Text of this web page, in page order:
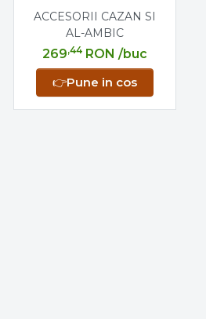
24cm
ACCESORII CAZAN SI
AL-AMBIC
269,44 RON /buc
👉Pune in cos